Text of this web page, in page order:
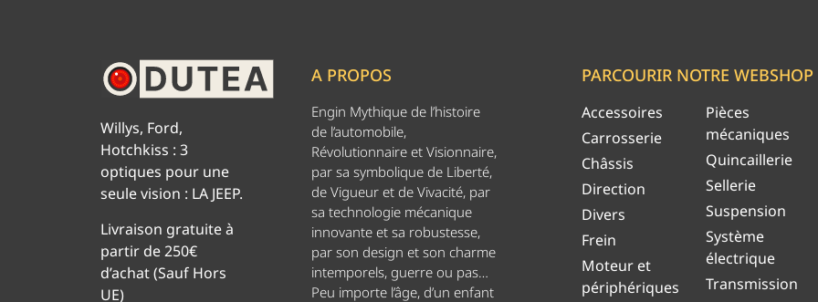
Willys, Ford,
Hotchkiss : 3
optiques pour une
seule vision : LA JEEP.
Livraison gratuite à
partir de 250€
d’achat (Sauf Hors
UE)
A PROPOS
Engin Mythique de l’histoire
de l’automobile,
Révolutionnaire et Visionnaire,
par sa symbolique de Liberté,
de Vigueur et de Vivacité, par
sa technologie mécanique
innovante et sa robustesse,
par son design et son charme
intemporels, guerre ou pas…
Peu importe l’âge, d’un enfant
PARCOURIR NOTRE WEBSHOP
Accessoires
Carrosserie
Châssis
Direction
Divers
Frein
Moteur et
périphériques
Pièces
mécaniques
Quincaillerie
Sellerie
Suspension
Système
électrique
Transmission